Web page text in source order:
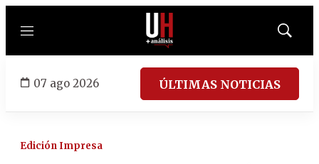
Menú
Mostrar
07 ago 2026 ÚLTIMAS NOTICIAS
Edición Impresa